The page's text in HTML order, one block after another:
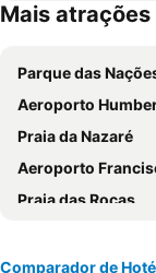
Praia D'El Rey Marriott Golf
Hotel Cristal
Real Abadia, Congress
Montebelo Mosteiro de Alcobaça
Hotel Louro
Hotel Dona Leonor
Hotel Atlântica
Mais
Parque das
Aeroporto
Praia da Nazaré
Aeroporto Francisco
Praia das Rocas
Baleal
Comparador de